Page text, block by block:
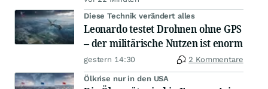
Diese Technik verändert alles
Leonardo testet Drohnen ohne GPS
– der militärische Nutzen ist enorm
gestern 14:30 2 Kommentare
Ölkrise nur in den USA